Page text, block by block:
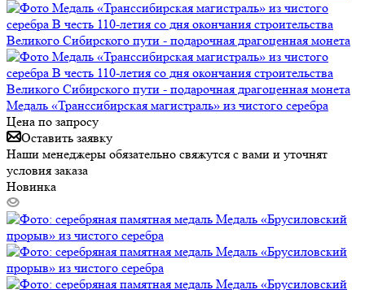
Медаль «Транссибирская магистраль» из чистого серебра
Цена по запросу
Оставить заявку
Наши менеджеры обязательно свяжутся с вами и уточнят
условия заказа
Новинка